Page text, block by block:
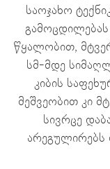
საოჯახო
გამოცდილებას
წყალობით,
სმ-მდე
კიბის
მეშვეობით კი
სივრცე
არეგულირებს